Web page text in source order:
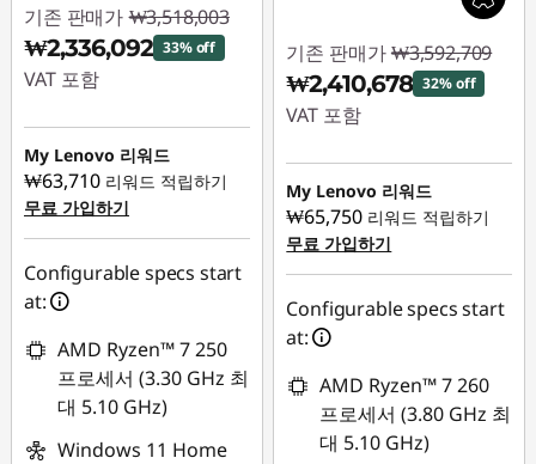
기존 판매가 ₩3,518,003
₩2,336,092 33% off
VAT 포함
즉시 할인: :-
₩1,181,911
My Lenovo 리워드
₩63,710 리워드 적립하기
무료 가입하기
Configurable specs start
at:
AMD Ryzen™ 7 250
프로세서 (3.30 GHz 최
대 5.10 GHz)
Windows 11 Home
기존 판매가 ₩3,592,709
₩2,410,678 32% off
VAT 포함
즉시 할인: :-
₩1,182,031
My Lenovo 리워드
₩65,750 리워드 적립하기
무료 가입하기
Configurable specs start
at:
AMD Ryzen™ 7 260
프로세서 (3.80 GHz 최
대 5.10 GHz)